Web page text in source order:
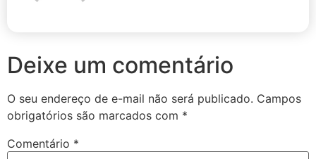
Deixe um comentário
O seu endereço de e-mail não será publicado. Campos
obrigatórios são marcados com *
Comentário *